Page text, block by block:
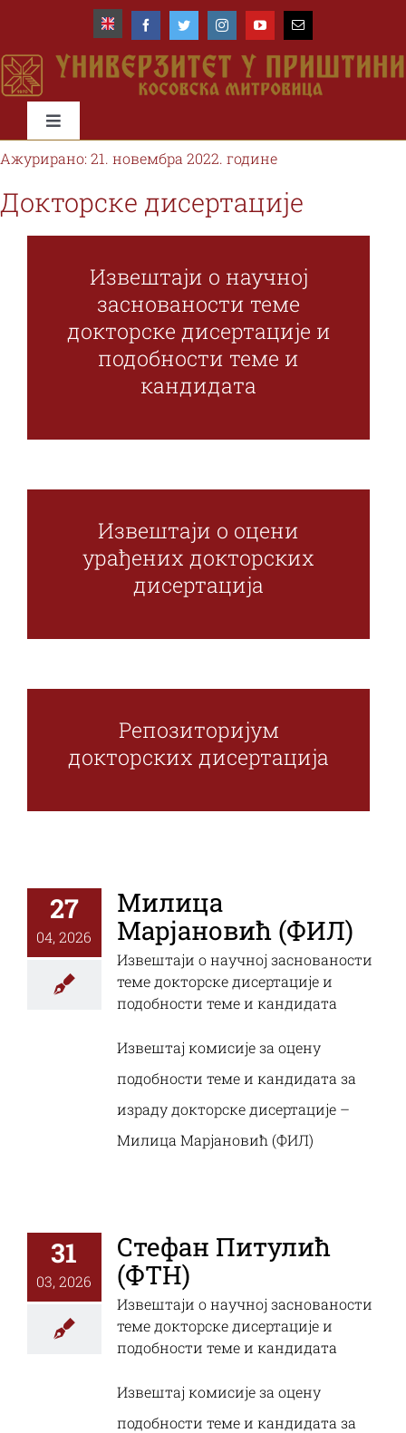
content
Toggle
Navigation
Почетна
Факултети
Студије и студенти
Ажурирано: 21. новембра 2022. године
Докторске дисертације
Извештаји о научној
заснованости теме
докторске дисертације и
подобности теме и
кандидата
Извештаји о оцени
урађених докторских
дисертација
Репозиторијум
докторских дисертација
27
04, 2026
Милица
Марјановић (ФИЛ)
Извештаји о научној заснованости
теме докторске дисертације и
подобности теме и кандидата
Извештај комисије за оцену
подобности теме и кандидата за
израду докторске дисертације –
Милица Марјановић (ФИЛ)
31
03, 2026
Стефан Питулић
(ФТН)
Извештаји о научној заснованости
теме докторске дисертације и
подобности теме и кандидата
Извештај комисије за оцену
подобности теме и кандидата за